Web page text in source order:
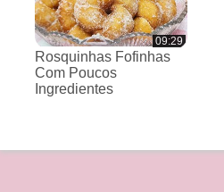
09:29
Rosquinhas Fofinhas
Com Poucos
Ingredientes